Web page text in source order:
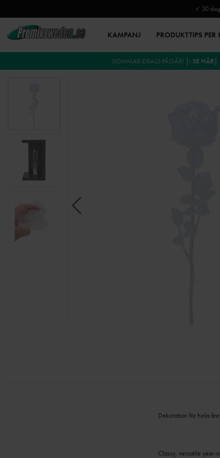
✓ 30
KAMPANJ PRODUKTTIPS
SOMMAR-DEALS PÅGÅR! |› SE HÄR|
Dekoration för hela
Classy, versatile year-